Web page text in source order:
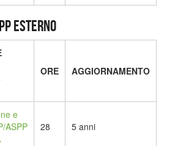
ESTERNO
ORE AGGIORNAMENTO
e
ASPP
28 5 anni